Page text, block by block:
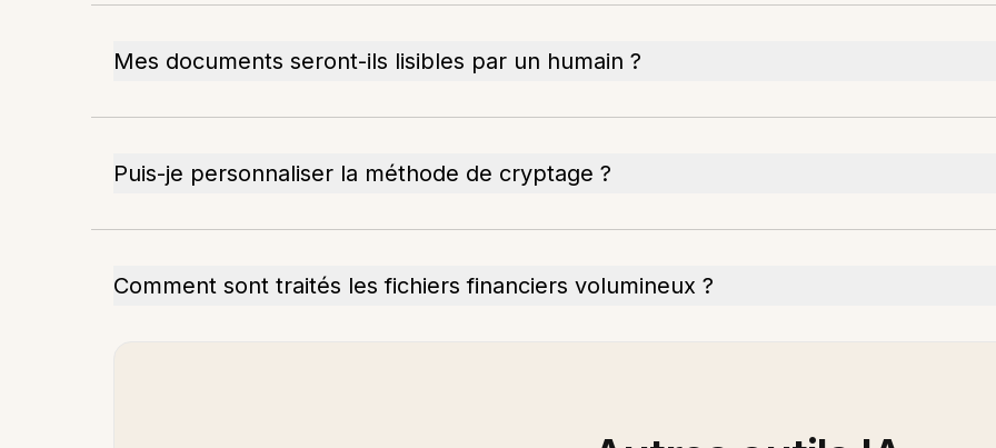
Mes documents seront-ils lisibles par un humain ?
Puis-je personnaliser la méthode de cryptage ?
Comment sont traités les fichiers financiers volumineux ?